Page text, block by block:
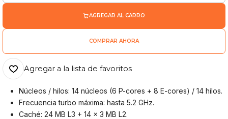
AGREGAR AL CARRO
COMPRAR AHORA
Agregar a la lista de favoritos
Núcleos / hilos: 14 núcleos (6 P-cores + 8 E-cores) / 14 hilos.
Frecuencia turbo máxima: hasta 5.2 GHz.
Caché: 24 MB L3 + 14 x 3 MB L2.